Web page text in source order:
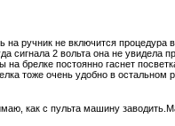
ручник не включится
2 вольта она не увидела
брелке постоянно гаснет
тоже очень удобно в остальном
как с пульта машину